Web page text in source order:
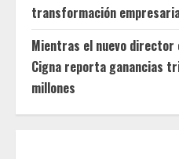
transformación
Mientras el nuevo director
Cigna reporta ganancias
millones